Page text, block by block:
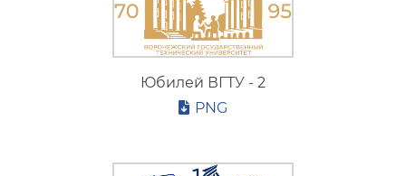
Юбилей ВГТУ - 2
PNG